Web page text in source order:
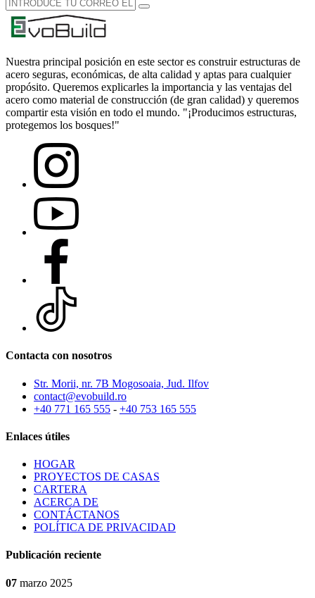
Nuestra principal posición en este sector es construir estructuras de
acero seguras, económicas, de alta calidad y aptas para cualquier
propósito. Queremos explicarles la importancia y las ventajas del
acero como material de construcción (de gran calidad) y queremos
compartir esta visión en todo el mundo. "¡Producimos estructuras,
protegemos los bosques!"
Contacta con nosotros
Str. Morii, nr. 7B Mogosoaia, Jud. Ilfov
contact@evobuild.ro
+40 771 165 555 - +40 753 165 555
Enlaces útiles
HOGAR
PROYECTOS DE CASAS
CARTERA
ACERCA DE
CONTÁCTANOS
POLÍTICA DE PRIVACIDAD
Publicación reciente
07 marzo 2025